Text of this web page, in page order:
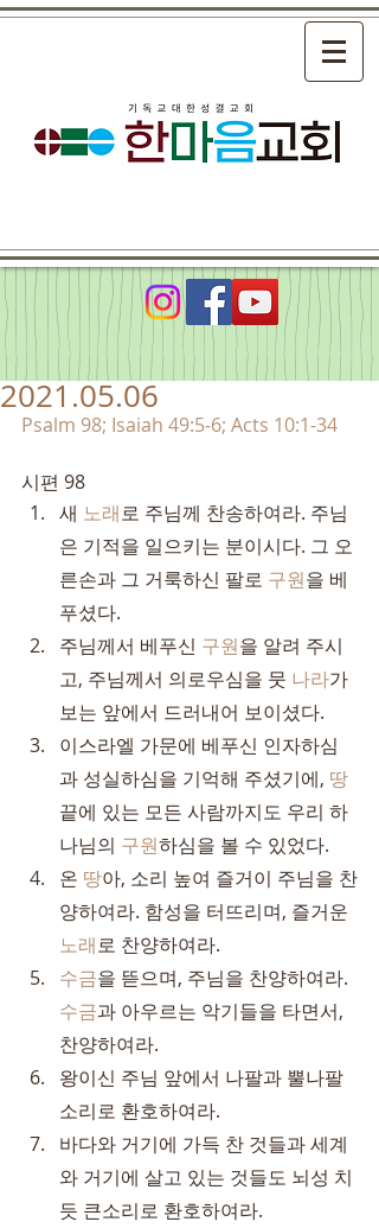
2021.05.06
Psalm 98; Isaiah 49:5-6; Acts 10:1-34
시편 98
새 노래로 주님께 찬송하여라. 주님
은 기적을 일으키는 분이시다. 그 오
른손과 그 거룩하신 팔로 구원을 베
푸셨다.
주님께서 베푸신 구원을 알려 주시
고, 주님께서 의로우심을 뭇 나라가
보는 앞에서 드러내어 보이셨다.
이스라엘 가문에 베푸신 인자하심
과 성실하심을 기억해 주셨기에, 땅
끝에 있는 모든 사람까지도 우리 하
나님의 구원하심을 볼 수 있었다.
온 땅아, 소리 높여 즐거이 주님을 찬
양하여라. 함성을 터뜨리며, 즐거운
노래로 찬양하여라.
수금을 뜯으며, 주님을 찬양하여라.
수금과 아우르는 악기들을 타면서,
찬양하여라.
왕이신 주님 앞에서 나팔과 뿔나팔
소리로 환호하여라.
바다와 거기에 가득 찬 것들과 세계
와 거기에 살고 있는 것들도 뇌성 치
듯 큰소리로 환호하여라.